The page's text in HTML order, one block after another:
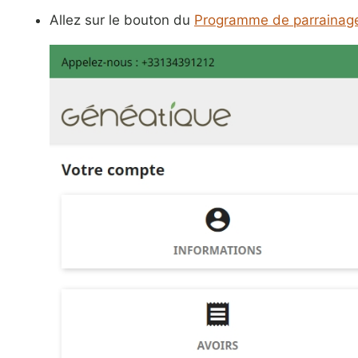
Allez sur le bouton du Programme de